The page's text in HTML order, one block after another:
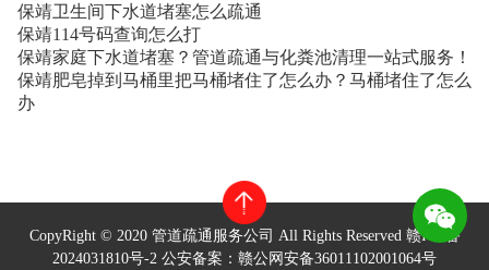
保靖卫生间下水道堵塞怎么疏通
保靖114号码查询怎么打
保靖家庭下水道堵塞？管道疏通与化粪池清理一站式服务！
保靖肥皂掉到马桶里把马桶堵住了怎么办？马桶堵住了怎么
办
CopyRight © 2020 管道疏通服务公司 All Rights Reserved 赣ICP备
2024031810号-2 公安备案：赣公网安备36011102001064号